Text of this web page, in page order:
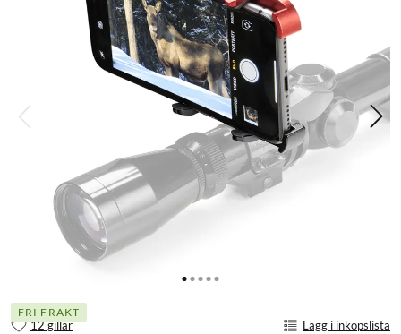
FRI FRAKT
12 gillar Lägg i inköpslista